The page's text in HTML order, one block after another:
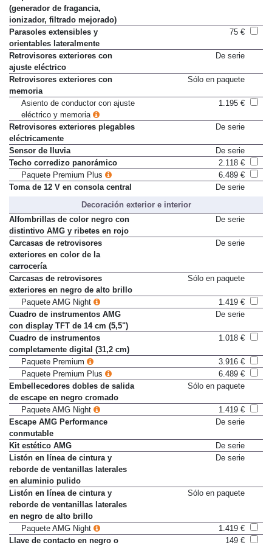
Paquete AIR-BALANCE
(generador de fragancia,
ionizador, filtrado mejorado)
Parasoles extensibles y
orientables lateralmente
Retrovisores exteriores con
ajuste eléctrico
Retrovisores exteriores con
memoria
Asiento de conductor con ajuste
eléctrico y memoria
Retrovisores exteriores plegables
eléctricamente
Sensor de lluvia
De serie
Techo corredizo panorámico
2.118 €
Paquete Premium Plus
6.489 €
Decoración exterior e interior
Alfombrillas de color negro con
distintivo AMG y ribetes en rojo
Carcasas de retrovisores
exteriores en color de la
carrocería
Carcasas de retrovisores
exteriores en negro de alto brillo
Paquete AMG Night
1.419 €
Cuadro de instrumentos AMG
con display TFT de 14 cm (5,5")
Cuadro de instrumentos
completamente digital (31,2 cm)
Paquete Premium
3.916 €
Paquete Premium Plus
6.489 €
Embellecedores dobles de salida
de escape en negro cromado
Paquete AMG Night
1.419 €
Escape AMG Performance
conmutable
Kit estético AMG
De serie
Listón en línea de cintura y
reborde de ventanillas laterales
en aluminio pulido
Listón en línea de cintura y
reborde de ventanillas laterales
en negro de alto brillo
Paquete AMG Night
1.419 €